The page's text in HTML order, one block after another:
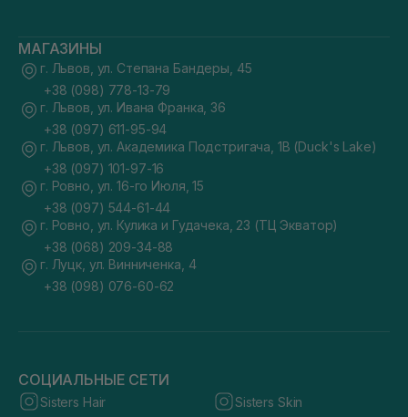
МАГАЗИНЫ
г. Львов, ул. Степана Бандеры, 45
+38 (098) 778-13-79
г. Львов, ул. Ивана Франка, 36
+38 (097) 611-95-94
г. Львов, ул. Академика Подстригача, 1В (Duck's Lake)
+38 (097) 101-97-16
г. Ровно, ул. 16-го Июля, 15
+38 (097) 544-61-44
г. Ровно, ул. Кулика и Гудачека, 23 (ТЦ Экватор)
+38 (068) 209-34-88
г. Луцк, ул. Винниченка, 4
+38 (098) 076-60-62
СОЦИАЛЬНЫЕ СЕТИ
Sisters Hair Sisters Skin